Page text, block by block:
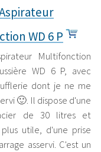
WD 6 P
Multifonction
WD 6 P, avec
dont je ne me
🙂. Il dispose d'une
de 30 litres et
utile, d'une prise
asservi. C'est un